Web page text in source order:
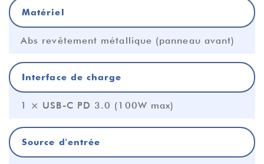
Matériel
Abs revêtement métallique (panneau avant)
Interface de charge
1 × USB-C PD 3.0 (100W max)
Source d'entrée